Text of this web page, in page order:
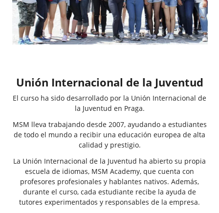
Unión Internacional de la Juventud
El curso ha sido desarrollado por la Unión Internacional de
la Juventud en Praga.
MSM lleva trabajando desde 2007, ayudando a estudiantes
de todo el mundo a recibir una educación europea de alta
calidad y prestigio.
La Unión Internacional de la Juventud ha abierto su propia
escuela de idiomas, MSM Academy, que cuenta con
profesores profesionales y hablantes nativos. Además,
durante el curso, cada estudiante recibe la ayuda de
tutores experimentados y responsables de la empresa.